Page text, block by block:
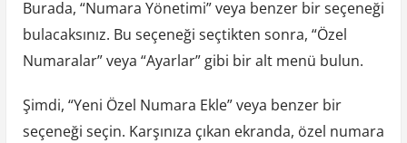
Burada, “Numara Yönetimi” veya benzer bir seçeneği
bulacaksınız. Bu seçeneği seçtikten sonra, “Özel
Numaralar” veya “Ayarlar” gibi bir alt menü bulun.
Şimdi, “Yeni Özel Numara Ekle” veya benzer bir
seçeneği seçin. Karşınıza çıkan ekranda, özel numara